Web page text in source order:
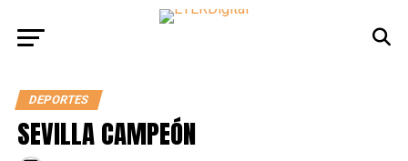
DEPORTES
SEVILLA CAMPEÓN